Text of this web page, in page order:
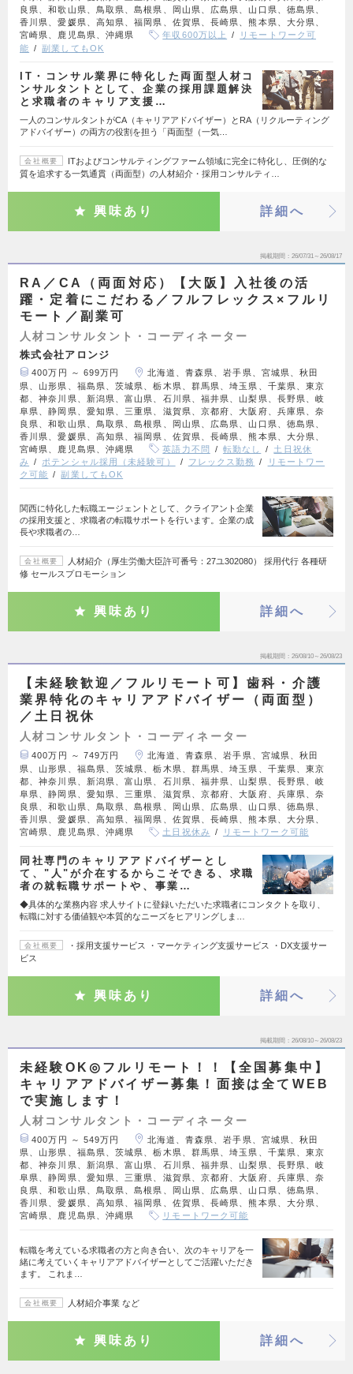
良県、和歌山県、鳥取県、島根県、岡山県、広島県、山口県、徳島県、
香川県、愛媛県、高知県、福岡県、佐賀県、長崎県、熊本県、大分県、
宮崎県、鹿児島県、沖縄県
年収600万以上
リモートワーク可
能
副業してもOK
IT・コンサル業界に特化した両面型人材コ
ンサルタントとして、企業の採用課題解決
と求職者のキャリア支援…
一人のコンサルタントがCA（キャリアアドバイザー）とRA（リクルーティング
アドバイザー）の両方の役割を担う「両面型（一気…
会社概要
ITおよびコンサルティングファーム領域に完全に特化し、圧倒的な
質を追求する一気通貫（両面型）の人材紹介・採用コンサルティ…
興味あり 詳細へ
掲載期間 26/07/31～26/08/17
RA／CA（両面対応）【大阪】入社後の活
躍・定着にこだわる／フルフレックス×フルリ
モート／副業可
人材コンサルタント・コーディネーター
株式会社アロンジ
400万円 ～ 699万円
北海道、青森県、岩手県、宮城県、秋田
県、山形県、福島県、茨城県、栃木県、群馬県、埼玉県、千葉県、東京
都、神奈川県、新潟県、富山県、石川県、福井県、山梨県、長野県、岐
阜県、静岡県、愛知県、三重県、滋賀県、京都府、大阪府、兵庫県、奈
良県、和歌山県、鳥取県、島根県、岡山県、広島県、山口県、徳島県、
香川県、愛媛県、高知県、福岡県、佐賀県、長崎県、熊本県、大分県、
宮崎県、鹿児島県、沖縄県
英語力不問 転勤なし
土日祝休
み
ポテンシャル採用（未経験可） フレックス勤務
リモートワー
ク可能
副業してもOK
関西に特化した転職エージェントとして、クライアント企業
の採用支援と、求職者の転職サポートを行います。企業の成
長や求職者の…
会社概要
人材紹介（厚生労働大臣許可番号：27ユ302080） 採用代行 各種研
修 セールスプロモーション
興味あり 詳細へ
掲載期間 26/08/10～26/08/23
【未経験歓迎／フルリモート可】歯科・介護
業界特化のキャリアアドバイザー（両面型）
／土日祝休
人材コンサルタント・コーディネーター
400万円 ～ 749万円
北海道、青森県、岩手県、宮城県、秋田
県、山形県、福島県、茨城県、栃木県、群馬県、埼玉県、千葉県、東京
都、神奈川県、新潟県、富山県、石川県、福井県、山梨県、長野県、岐
阜県、静岡県、愛知県、三重県、滋賀県、京都府、大阪府、兵庫県、奈
良県、和歌山県、鳥取県、島根県、岡山県、広島県、山口県、徳島県、
香川県、愛媛県、高知県、福岡県、佐賀県、長崎県、熊本県、大分県、
宮崎県、鹿児島県、沖縄県
土日祝休み リモートワーク可能
同社専門のキャリアアドバイザーとし
て、"人"が介在するからこそできる、求職
者の就転職サポートや、事業…
◆具体的な業務内容 求人サイトに登録いただいた求職者にコンタクトを取り、
転職に対する価値観や本質的なニーズをヒアリングしま…
会社概要
・採用支援サービス ・マーケティング支援サービス ・DX支援サー
ビス
興味あり 詳細へ
掲載期間 26/08/10～26/08/23
未経験OK◎フルリモート！！【全国募集中】
キャリアアドバイザー募集！面接は全てWEB
で実施します！
人材コンサルタント・コーディネーター
400万円 ～ 549万円
北海道、青森県、岩手県、宮城県、秋田
県、山形県、福島県、茨城県、栃木県、群馬県、埼玉県、千葉県、東京
都、神奈川県、新潟県、富山県、石川県、福井県、山梨県、長野県、岐
阜県、静岡県、愛知県、三重県、滋賀県、京都府、大阪府、兵庫県、奈
良県、和歌山県、鳥取県、島根県、岡山県、広島県、山口県、徳島県、
香川県、愛媛県、高知県、福岡県、佐賀県、長崎県、熊本県、大分県、
宮崎県、鹿児島県、沖縄県
リモートワーク可能
転職を考えている求職者の方と向き合い、次のキャリアを一
緒に考えていくキャリアアドバイザーとしてご活躍いただき
ます。 これま…
会社概要 人材紹介事業 など
興味あり 詳細へ